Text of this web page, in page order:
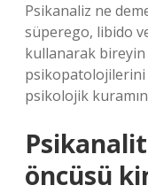
Psikanaliz ne
süperego, libido
kullanarak
psikopatolojilerini
psikolojik
öncüsü